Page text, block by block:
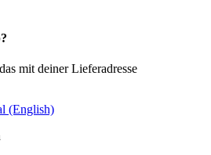
mit deiner Lieferadresse
(English)